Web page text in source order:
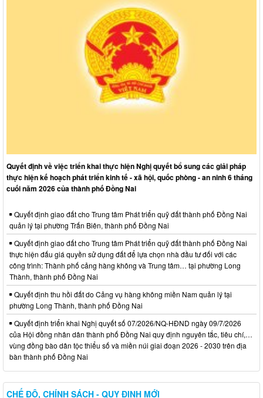
Quyết định về việc triển khai thực hiện Nghị quyết bổ sung các giải pháp
thực hiện kế hoạch phát triển kinh tế - xã hội, quốc phòng - an ninh 6 tháng
cuối năm 2026 của thành phố Đồng Nai
Quyết định giao đất cho Trung tâm Phát triển quỹ đất thành phố Đồng Nai
quản lý tại phường Trấn Biên, thành phố Đồng Nai
Quyết định giao đất cho Trung tâm Phát triển quỹ đất thành phố Đồng Nai
thực hiện đấu giá quyền sử dụng đất để lựa chọn nhà đầu tư đối với các
công trình: Thành phố cảng hàng không và Trung tâm… tại phường Long
Thành, thành phố Đồng Nai
Quyết định thu hồi đất do Cảng vụ hàng không miền Nam quản lý tại
phường Long Thành, thành phố Đồng Nai
Quyết định triển khai Nghị quyết số 07/2026/NQ-HĐND ngày 09/7/2026
của Hội đồng nhân dân thành phố Đồng Nai quy định nguyên tắc, tiêu chí,…
vùng đồng bào dân tộc thiểu số và miền núi giai đoạn 2026 - 2030 trên địa
bàn thành phố Đồng Nai
CHẾ ĐỘ, CHÍNH SÁCH - QUY ĐỊNH MỚI